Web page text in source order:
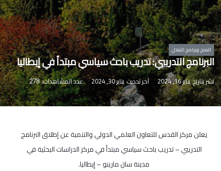
المنح وبرامج التبادل
البرنامج التدريبي: تدريب باحث سياسي مبتدأ في إيطاليا
نشر بتاريخ يناير 16, 2024 آخر تحديث يناير 30, 2024 عدد المشاهدات: 278
يعلن مركز القدس للتعاون العلمي الدولي والتنمية عن إطلاق البرنامج
التدريبي – تدريب باحث سياسي مبتدأ في مركز الدراسات البحثية في
مدينة سان مارينو – إيطاليا.